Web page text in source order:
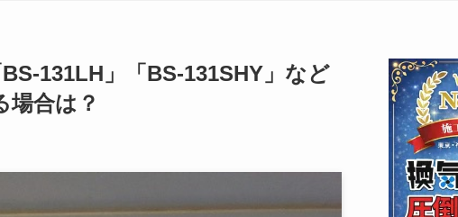
131LH」「BS-131SHY」など
場合は？